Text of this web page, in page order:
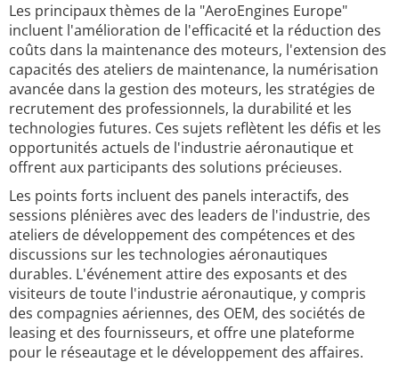
Les principaux thèmes de la "AeroEngines Europe"
incluent l'amélioration de l'efficacité et la réduction des
coûts dans la maintenance des moteurs, l'extension des
capacités des ateliers de maintenance, la numérisation
avancée dans la gestion des moteurs, les stratégies de
recrutement des professionnels, la durabilité et les
technologies futures. Ces sujets reflètent les défis et les
opportunités actuels de l'industrie aéronautique et
offrent aux participants des solutions précieuses.
Les points forts incluent des panels interactifs, des
sessions plénières avec des leaders de l'industrie, des
ateliers de développement des compétences et des
discussions sur les technologies aéronautiques
durables. L'événement attire des exposants et des
visiteurs de toute l'industrie aéronautique, y compris
des compagnies aériennes, des OEM, des sociétés de
leasing et des fournisseurs, et offre une plateforme
pour le réseautage et le développement des affaires.